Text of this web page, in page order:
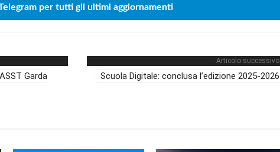
per tutti gli ultimi aggiornamenti
Garda
Articolo successivo
Scuola Digitale: conclusa l’edizione 2025-2026